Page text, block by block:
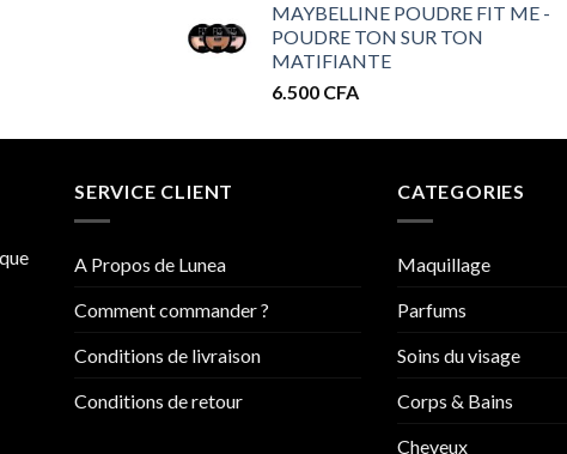
prix :
MAYBELLINE POUDRE FIT ME -
POUDRE TON SUR TON
MATIFIANTE
6.500 CFA
SERVICE CLIENT
A Propos de Lunea
Comment commander ?
Conditions de livraison
Conditions de retour
CATEGORIES
Maquillage
Parfums
Soins du visage
Corps & Bains
Cheveux